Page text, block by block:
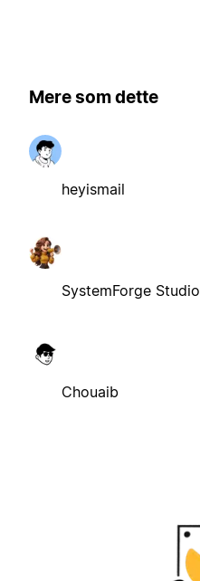
Mere som dette
heyismail
SystemForge Studio
Chouaib